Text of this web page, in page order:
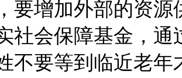
要增加外部的资
社会保障基金，
不要等到临近老